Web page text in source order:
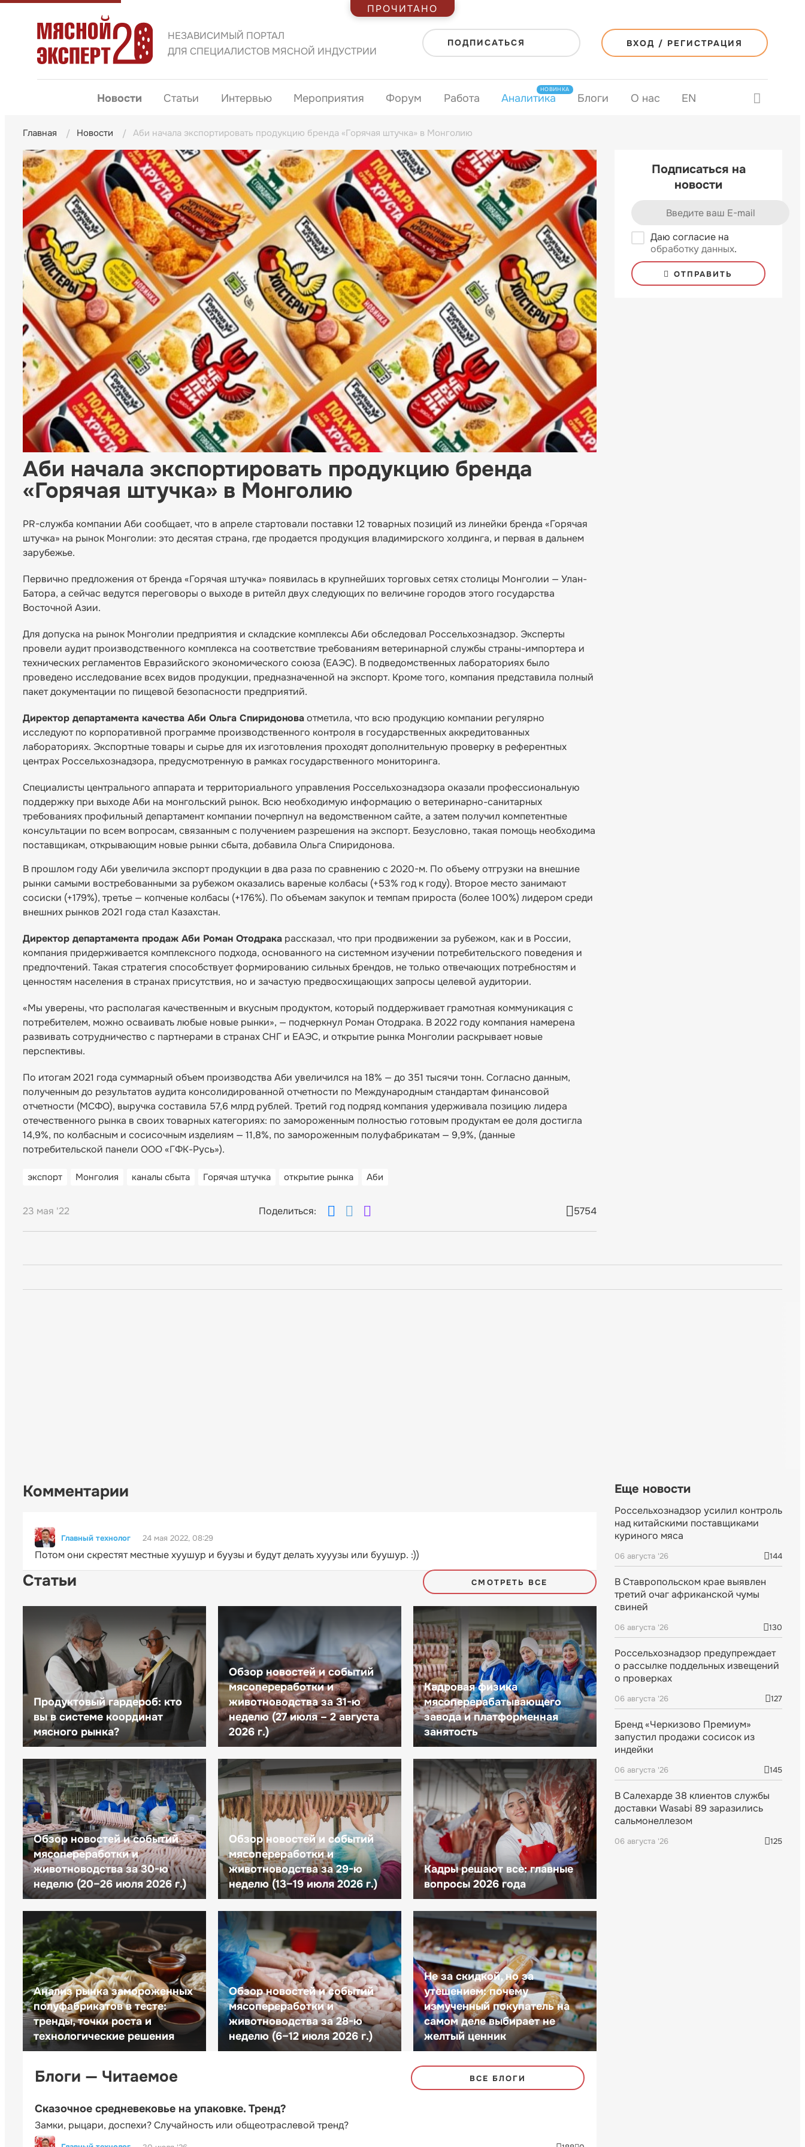
НЕЗАВИСИМЫЙ ПОРТАЛ
ДЛЯ СПЕЦИАЛИСТОВ МЯСНОЙ ИНДУСТРИИ
ПОДПИСАТЬСЯ ВХОД / РЕГИСТРАЦИЯ
Новости Статьи Интервью Мероприятия Форум Работа Аналитика
НОВИНКА
Блоги О нас EN
Главная Новости Аби начала экспортировать продукцию бренда «Горячая штучка» в Монголию
Аби начала экспортировать продукцию бренда
«Горячая штучка» в Монголию
PR-служба компании Аби сообщает, что в апреле стартовали поставки 12 товарных позиций из линейки бренда «Горячая
штучка» на рынок Монголии: это десятая страна, где продается продукция владимирского холдинга, и первая в дальнем
зарубежье.
Первично предложения от бренда «Горячая штучка» появилась в крупнейших торговых сетях столицы Монголии — Улан-
Батора, а сейчас ведутся переговоры о выходе в ритейл двух следующих по величине городов этого государства
Восточной Азии.
Для допуска на рынок Монголии предприятия и складские комплексы Аби обследовал Россельхознадзор. Эксперты
провели аудит производственного комплекса на соответствие требованиям ветеринарной службы страны-импортера и
технических регламентов Евразийского экономического союза (ЕАЭС). В подведомственных лабораториях было
проведено исследование всех видов продукции, предназначенной на экспорт. Кроме того, компания представила полный
пакет документации по пищевой безопасности предприятий.
Директор департамента качества Аби Ольга Спиридоноваотметила, что всю продукцию компании регулярно
исследуют по корпоративной программе производственного контроля в государственных аккредитованных
лабораториях. Экспортные товары и сырье для их изготовления проходят дополнительную проверку в референтных
центрах Россельхознадзора, предусмотренную в рамках государственного мониторинга.
Специалисты центрального аппарата и территориального управления Россельхознадзора оказали профессиональную
поддержку при выходе Аби на монгольский рынок. Всю необходимую информацию о ветеринарно-санитарных
требованиях профильный департамент компании почерпнул на ведомственном сайте, а затем получил компетентные
консультации по всем вопросам, связанным с получением разрешения на экспорт. Безусловно, такая помощь необходима
поставщикам, открывающим новые рынки сбыта, добавила Ольга Спиридонова.
В прошлом году Аби увеличила экспорт продукции в два раза по сравнению с 2020-м. По объему отгрузки на внешние
рынки самыми востребованными за рубежом оказались вареные колбасы (+53% год к году). Второе место занимают
сосиски (+179%), третье — копченые колбасы (+176%). По объемам закупок и темпам прироста (более 100%) лидером среди
внешних рынков 2021 года стал Казахстан.
Директор департамента продаж Аби Роман Отодрака рассказал, что при продвижении за рубежом, как и в России,
компания придерживается комплексного подхода, основанного на системном изучении потребительского поведения и
предпочтений. Такая стратегия способствует формированию сильных брендов, не только отвечающих потребностям и
ценностям населения в странах присутствия, но и зачастую предвосхищающих запросы целевой аудитории.
«Мы уверены, что располагая качественным и вкусным продуктом, который поддерживает грамотная коммуникация с
потребителем, можно осваивать любые новые рынки», — подчеркнул Роман Отодрака. В 2022 году компания намерена
развивать сотрудничество с партнерами в странах СНГ и ЕАЭС, и открытие рынка Монголии раскрывает новые
перспективы.
По итогам 2021 года суммарный объем производства Аби увеличился на 18% — до 351 тысячи тонн. Согласно данным,
полученным до результатов аудита консолидированной отчетности по Международным стандартам финансовой
отчетности (МСФО), выручка составила 57,6 млрд рублей. Третий год подряд компания удерживала позицию лидера
отечественного рынка в своих товарных категориях: по замороженным полностью готовым продуктам ее доля достигла
14,9%, по колбасным и сосисочным изделиям — 11,8%, по замороженным полуфабрикатам — 9,9%, (данные
потребительской панели ООО «ГФК-Русь»).
экспорт Монголия каналы сбыта Горячая штучка открытие рынка Аби
23 мая '22 Поделиться: 5754
Подписаться на
новости
Даю согласие на
обработку данных.
ОТПРАВИТЬ
Комментарии
Главный технолог 24 мая 2022, 08:29
Потом они скрестят местные хуушур и буузы и будут делать хууузы или буушур. :))
Статьи СМОТРЕТЬ ВСЕ
Продуктовый гардероб: кто
вы в системе координат
мясного рынка?
Обзор новостей и событий
мясопереработки и
животноводства за 31-ю
неделю (27 июля – 2 августа
2026 г.)
Кадровая физика
мясоперерабатывающего
завода и платформенная
занятость
Обзор новостей и событий
мясопереработки и
животноводства за 30-ю
неделю (20–26 июля 2026 г.)
Обзор новостей и событий
мясопереработки и
животноводства за 29-ю
неделю (13–19 июля 2026 г.)
Кадры решают все: главные
вопросы 2026 года
Анализ рынка замороженных
полуфабрикатов в тесте:
тренды, точки роста и
технологические решения
Обзор новостей и событий
мясопереработки и
животноводства за 28-ю
неделю (6–12 июля 2026 г.)
Не за скидкой, но за
утешением: почему
измученный покупатель на
самом деле выбирает не
желтый ценник
Блоги — Читаемое ВСЕ БЛОГИ
Сказочное средневековье на упаковке. Тренд?
Замки, рыцари, доспехи? Случайность или общеотраслевой тренд?
Еще новости
Россельхознадзор усилил контроль
над китайскими поставщиками
куриного мяса
06 августа '26 144
В Ставропольском крае выявлен
третий очаг африканской чумы
свиней
06 августа '26 130
Россельхознадзор предупреждает
о рассылке поддельных извещений
о проверках
06 августа '26 127
Бренд «Черкизово Премиум»
запустил продажи сосисок из
индейки
06 августа '26 145
В Салехарде 38 клиентов службы
доставки Wasabi 89 заразились
сальмонеллезом
06 августа '26 125
ПРОЧИТАНО